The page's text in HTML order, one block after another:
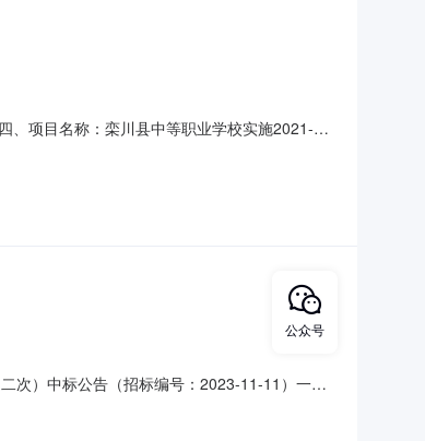
、项目名称：栾川县中等职业学校实施2021-
元2、采购方式
次）中标公告（招标编号：2023-11-11）一、
公众号